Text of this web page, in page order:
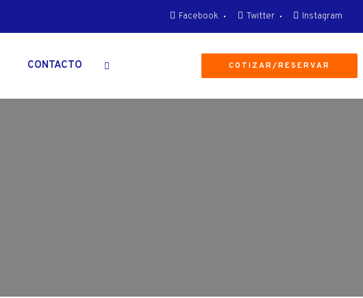
Facebook Twitter Instagram
CONTACTO COTIZAR/RESERVAR